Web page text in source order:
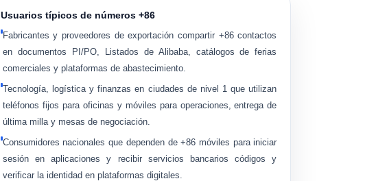
Usuarios típicos de números +86
Fabricantes y proveedores de exportación compartir +86 contactos
en documentos PI/PO, Listados de Alibaba, catálogos de ferias
comerciales y plataformas de abastecimiento.
Tecnología, logística y finanzas en ciudades de nivel 1 que utilizan
teléfonos fijos para oficinas y móviles para operaciones, entrega de
última milla y mesas de negociación.
Consumidores nacionales que dependen de +86 móviles para iniciar
sesión en aplicaciones y recibir servicios bancarios códigos y
verificar la identidad en plataformas digitales.